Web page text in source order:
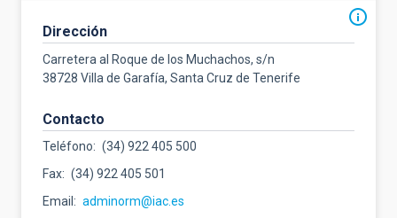
Dirección
Carretera al Roque de los Muchachos, s/n
38728 Villa de Garafía, Santa Cruz de Tenerife
Contacto
Teléfono
(34) 922 405 500
Fax
(34) 922 405 501
Email
adminorm@iac.es